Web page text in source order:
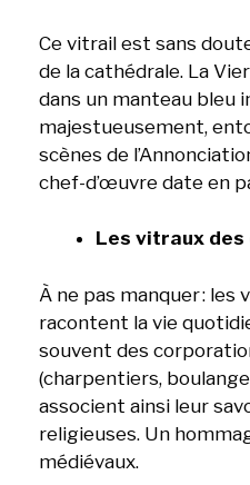
Ce vitrail est sans
de la cathédrale. La
dans un manteau bleu
majestueusement,
scènes de
chef-d’œuvre date en
Les vitraux
À ne pas manquer : les
racontent la vie
souvent des
(charpentiers,
associent ainsi leur
religieuses. Un
médiévaux.